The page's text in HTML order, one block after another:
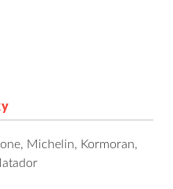
, Michelin, Kormoran,